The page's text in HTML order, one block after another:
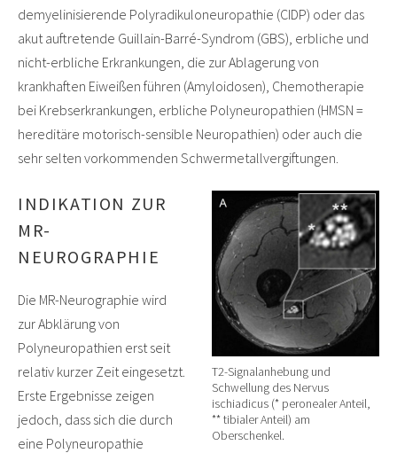
demyelinisierende Polyradikuloneuropathie (CIDP) oder das
akut auftretende Guillain-Barré-Syndrom (GBS), erbliche und
nicht-erbliche Erkrankungen, die zur Ablagerung von
krankhaften Eiweißen führen (Amyloidosen), Chemotherapie
bei Krebserkrankungen, erbliche Polyneuropathien (HMSN =
hereditäre motorisch-sensible Neuropathien) oder auch die
sehr selten vorkommenden Schwermetallvergiftungen.
T2-Signalanhebung und
Schwellung des Nervus
ischiadicus (* peronealer Anteil,
** tibialer Anteil) am
Oberschenkel.
INDIKATION ZUR
MR-
NEUROGRAPHIE
Die MR-Neurographie wird
zur Abklärung von
Polyneuropathien erst seit
relativ kurzer Zeit eingesetzt.
Erste Ergebnisse zeigen
jedoch, dass sich die durch
eine Polyneuropathie